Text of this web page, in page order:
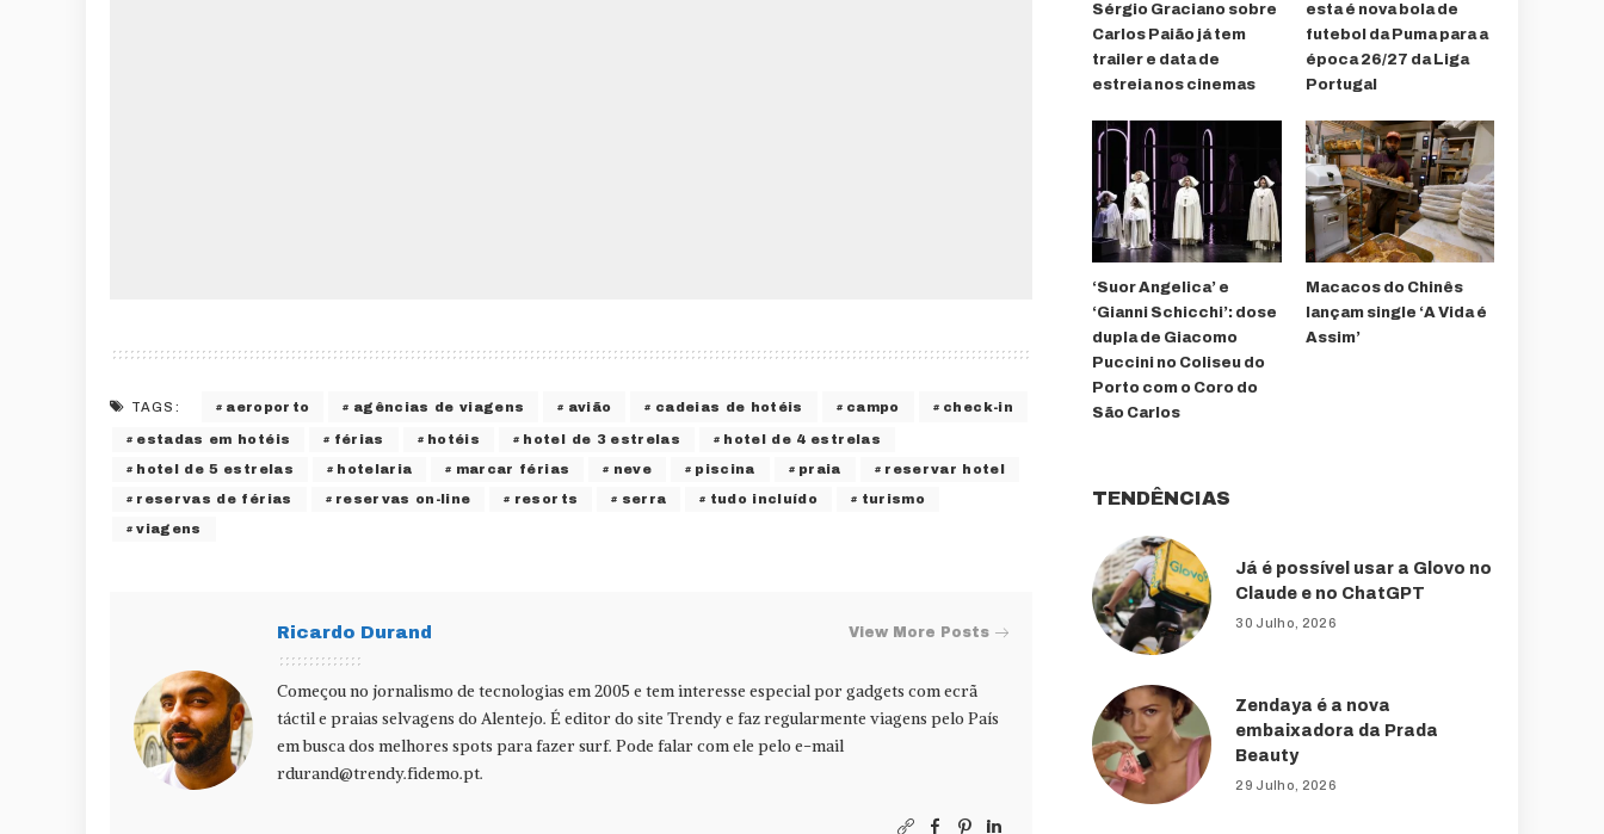
TAGS: aeroporto agências de viagens avião cadeias de hotéis campo check-in
estadas em hotéis férias hotéis hotel de 3 estrelas hotel de 4 estrelas
hotel de 5 estrelas hotelaria marcar férias neve piscina praia reservar hotel
reservas de férias reservas on-line resorts serra tudo incluído turismo
viagens
Ricardo Durand View More Posts
Começou no jornalismo de tecnologias em 2005 e tem interesse especial por gadgets com ecrã
táctil e praias selvagens do Alentejo. É editor do site Trendy e faz regularmente viagens pelo País
em busca dos melhores spots para fazer surf. Pode falar com ele pelo e-mail
rdurand@trendy.fidemo.pt.
Sérgio Graciano sobre
Carlos Paião já tem
trailer e data de
estreia nos cinemas
esta é nova bola de
futebol da Puma para a
época 26/27 da Liga
Portugal
‘Suor Angelica’ e
‘Gianni Schicchi’: dose
dupla de Giacomo
Puccini no Coliseu do
Porto com o Coro do
São Carlos
Macacos do Chinês
lançam single ‘A Vida é
Assim’
TENDÊNCIAS
Já é possível usar a Glovo no
Claude e no ChatGPT
30 Julho, 2026
Zendaya é a nova
embaixadora da Prada
Beauty
29 Julho, 2026